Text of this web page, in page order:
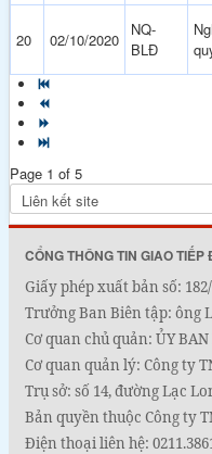
20 02/10/2020
NQ-
BLĐ
Page 1 of 5
CỔNG THÔNG TIN GIAO
Giấy phép xuất bản số:
Trưởng Ban Biên tập: ông
Cơ quan chủ quản: ỦY
Cơ quan quản lý: Công ty
Trụ sở: số 14, đường Lạc
Bản quyền thuộc Công ty
Điện thoại liên hệ: